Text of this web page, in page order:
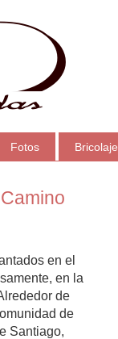
Fotos Bricolaje
en el
en la
de
de
Santiago,